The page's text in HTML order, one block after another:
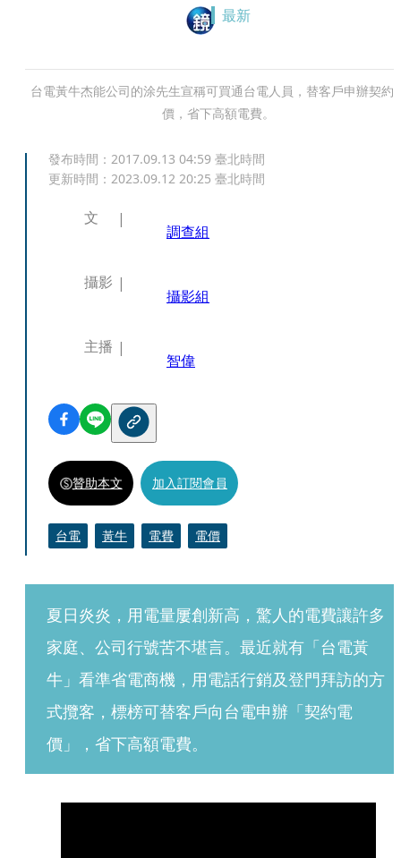
最新
台電黃牛杰能公司的涂先生宣稱可買通台電人員，替客戶申辦契約
價，省下高額電費。
發布時間： 2017.09.13 04:59 臺北時間
更新時間： 2023.09.12 20:25 臺北時間
文
調查組
攝影
攝影組
主播
智偉
贊助本文 加入訂閱會員
台電 黃牛 電費 電價
夏日炎炎，用電量屢創新高，驚人的電費讓許多
家庭、公司行號苦不堪言。最近就有「台電黃
牛」看準省電商機，用電話行銷及登門拜訪的方
式攬客，標榜可替客戶向台電申辦「契約電
價」，省下高額電費。